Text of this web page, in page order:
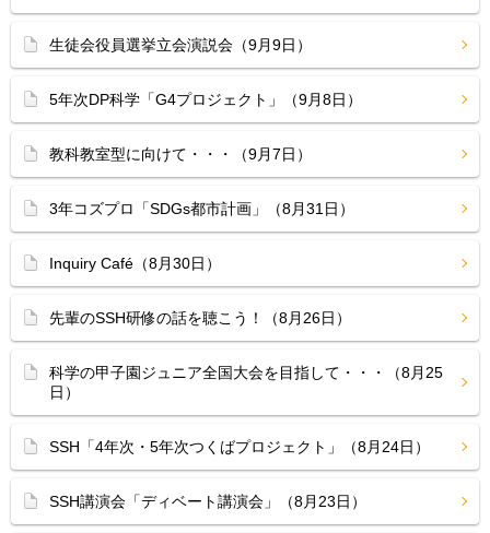
生徒会役員選挙立会演説会（9月9日）
5年次DP科学「G4プロジェクト」（9月8日）
教科教室型に向けて・・・（9月7日）
3年コズプロ「SDGs都市計画」（8月31日）
Inquiry Café（8月30日）
先輩のSSH研修の話を聴こう！（8月26日）
科学の甲子園ジュニア全国大会を目指して・・・（8月25
日）
SSH「4年次・5年次つくばプロジェクト」（8月24日）
SSH講演会「ディベート講演会」（8月23日）